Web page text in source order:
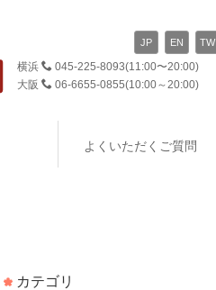
横浜 045-225-8093(11:00〜20:00)
大阪
06-6655-0855(10:00～20:00)
JP EN TW
よくいただくご質問
カテゴリ